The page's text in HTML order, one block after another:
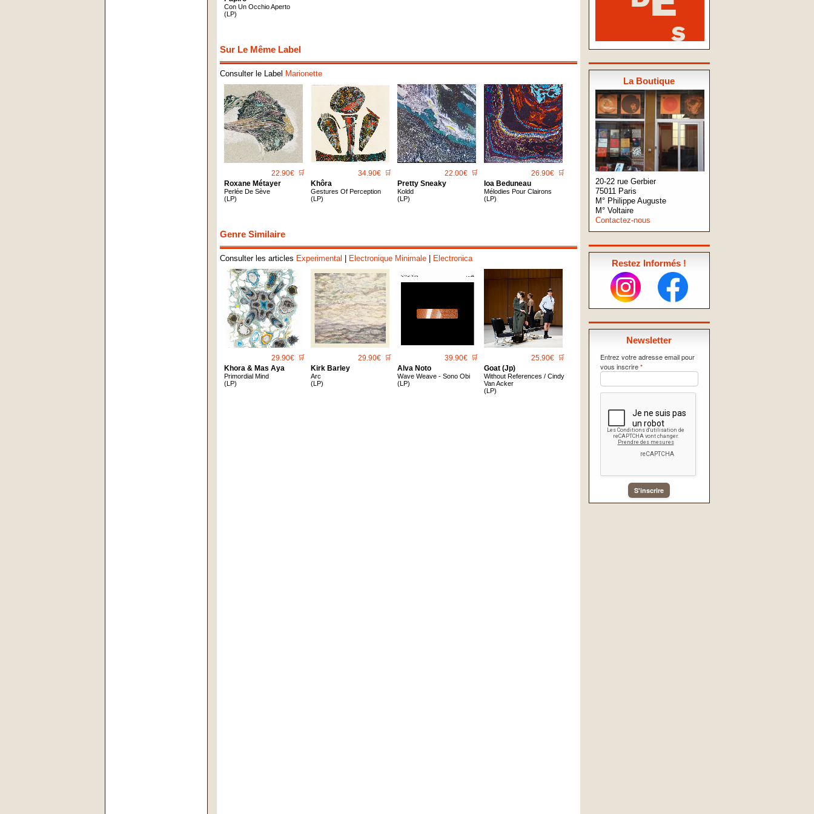
La Boutique
20-22 rue Gerbier
75011 Paris
M° Philippe Auguste
M° Voltaire
Contactez-nous
Restez Informés !
Newsletter
Entrez votre adresse email pour
vous inscrire*
S'inscrire
Con Un Occhio Aperto
(LP)
Sur Le Même Label
Consulter le Label Marionette
22.90€ 🛒
Roxane Métayer
Perl​é​e De Sè​ve
(LP)
34.90€ 🛒
Khôra
Gestures Of Perception
(LP)
22.00€ 🛒
Pretty Sneaky
Koldd
(LP)
26.90€ 🛒
Ioa Beduneau
Mélodies Pour Clairons
(LP)
Genre Similaire
Consulter les articles Experimental Electronique Minimale| Electronica
29.90€ 🛒
Khora & Mas Aya
Primordial Mind
(LP)
29.90€ 🛒
Kirk Barley
Arc
(LP)
39.90€ 🛒
Alva Noto
Wave Weave - Sono Obi
(LP)
25.90€ 🛒
Goat (Jp)
Without References / Cindy
Van Acker
(LP)